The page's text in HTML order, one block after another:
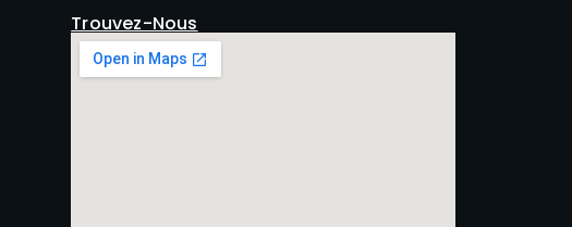
Trouvez-Nous